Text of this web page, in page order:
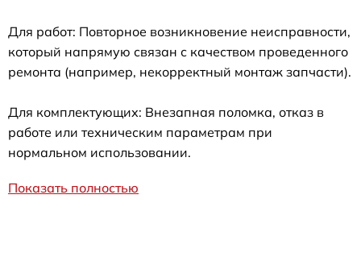
Для работ: Повторное возникновение неисправности,
который напрямую связан с качеством проведенного
ремонта (например, некорректный монтаж запчасти).
Для комплектующих: Внезапная поломка, отказ в
работе или техническим параметрам при
нормальном использовании.
Показать полностью